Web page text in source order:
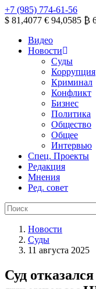
+7 (985) 774-61-56
$ 81,4077 € 94,0585 ₿
Видео
Новости
Суды
Коррупция
Криминал
Конфликт
Бизнес
Политика
Общество
Общее
Интервью
Спец. Проекты
Редакция
Мнения
Ред. совет
Новости
Суды
11 августа 2025
Суд